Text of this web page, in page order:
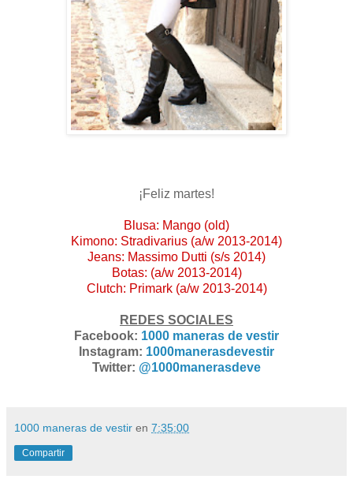
¡Feliz martes!
Blusa: Mango (old)
Kimono: Stradivarius (a/w 2013-2014)
Jeans: Massimo Dutti (s/s 2014)
Botas: (a/w 2013-2014)
Clutch: Primark (a/w 2013-2014)
REDES SOCIALES
Facebook: 1000 maneras de vestir
Instagram: 1000manerasdevestir
Twitter: @1000manerasdeve
1000 maneras de vestir en 7:35:00
Compartir